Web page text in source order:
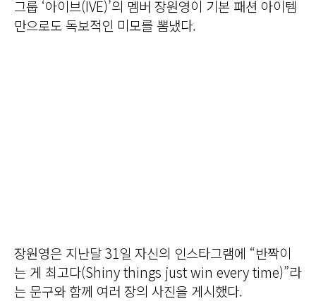
그룹 ‘아이브(IVE)’의 멤버 장원영이 기본 패션 아이템
만으로도 독보적인 미모를 뽐냈다.
장원영은 지난달 31일 자신의 인스타그램에 “반짝이
는 게 최고다(Shiny things just win every time)”라
는 문구와 함께 여러 장의 사진을 게시했다.